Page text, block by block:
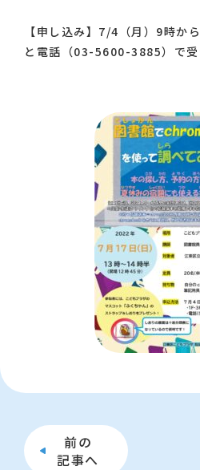
【申し込み】7/4（月）9時か
と電話（03-5600-3885）で
前の
記事へ